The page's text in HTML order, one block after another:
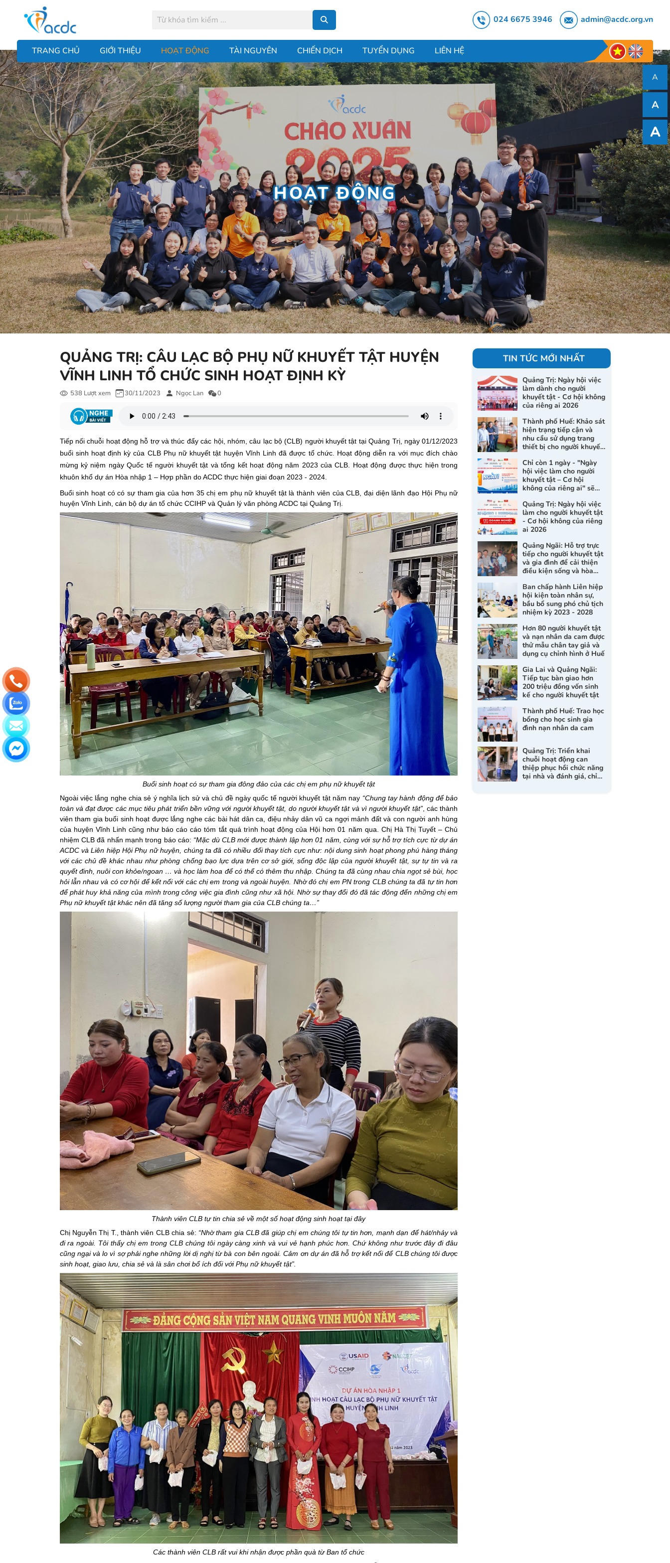
024 6675 3946 admin@acdc.org.vn
TRANG CHỦ GIỚI THIỆU HOẠT ĐỘNG TÀI NGUYÊN CHIẾN DỊCH TUYỂN DỤNG LIÊN HỆ
HOẠT ĐỘNG
QUẢNG TRỊ: CÂU LẠC BỘ PHỤ NỮ KHUYẾT TẬT HUYỆN
VĨNH LINH TỔ CHỨC SINH HOẠT ĐỊNH KỲ
538 Lượt xem 30/11/2023 Ngọc Lan 0
Tiếp nối chuỗi hoạt động hỗ trợ và thúc đẩy các hội, nhóm, câu lạc bộ (CLB) người khuyết tật tại Quảng Trị, ngày 01/12/2023
buổi sinh hoạt định kỳ của CLB Phụ nữ khuyết tật huyện Vĩnh Linh đã được tổ chức. Hoạt động diễn ra với mục đích chào
mừng kỷ niệm ngày Quốc tế người khuyết tật và tổng kết hoạt động năm 2023 của CLB. Hoạt động được thực hiện trong
khuôn khổ dự án Hòa nhập 1 – Hợp phần do ACDC thực hiện giai đoạn 2023 - 2024.
Buổi sinh hoạt có có sự tham gia của hơn 35 chị em phụ nữ khuyết tật là thành viên của CLB, đại diện lãnh đạo Hội Phụ nữ
huyện Vĩnh Linh, cán bộ dự án tổ chức CCIHP và Quản lý văn phòng ACDC tại Quảng Trị.
Buổi sinh hoạt có sự tham gia đông đảo của các chị em phụ nữ khuyết tật
Ngoài việc lắng nghe chia sẻ ý nghĩa lịch sử và chủ đề ngày quốc tế người khuyết tật năm nay “Chung tay hành động để bảo
toàn và đạt được các mục tiêu phát triển bền vững với người khuyết tật, do người khuyết tật và vì người khuyết tật”, các thành
viên tham gia buổi sinh hoạt được lắng nghe các bài hát dân ca, điệu nhảy dân vũ ca ngợi mảnh đất và con người anh hùng
của huyện Vĩnh Linh cũng như báo cáo cáo tóm tắt quá trình hoạt động của Hội hơn 01 năm qua. Chị Hà Thị Tuyết – Chủ
nhiệm CLB đã nhấn mạnh trong báo cáo: “Mặc dù CLB mới được thành lập hơn 01 năm, cùng với sự hỗ trợ tích cực từ dự án
ACDC và Liên hiệp Hội Phụ nữ huyện, chúng ta đã có nhiều đổi thay tích cực như: nội dung sinh hoạt phong phú hàng tháng
với các chủ đề khác nhau như phòng chống bạo lực dựa trên cơ sở giới, sống độc lập của người khuyết tật, sự tự tin và ra
quyết đinh, nuôi con khỏe/ngoan … và học làm hoa để có thể có thêm thu nhập. Chúng ta đã cùng nhau chia ngọt sẻ bùi, học
hỏi lẫn nhau và có cơ hội để kết nối với các chị em trong và ngoài huyện. Nhờ đó chị em PN trong CLB chúng ta đã tự tin hơn
để phát huy khả năng của mình trong công việc gia đình cũng như xã hội. Nhờ sự thay đổi đó đã tác động đến những chị em
Phụ nữ khuyết tật khác nên đã tăng số lượng người tham gia của CLB chúng ta…”
Thành viên CLB tự tin chia sẻ về một số hoạt động sinh hoạt tại đây
Chị Nguyễn Thị T., thành viên CLB chia sẻ: “Nhờ tham gia CLB đã giúp chị em chúng tôi tự tin hơn, mạnh dạn để hát/nhảy và
đi ra ngoài. Tôi thấy chị em trong CLB chúng tôi ngày càng xinh và vui vẻ hạnh phúc hơn. Chứ không như trước đây đi đâu
cũng ngại và lo vì sợ phải nghe những lời dị nghị từ bà con bên ngoài. Cảm ơn dự án đã hỗ trợ kết nối để CLB chúng tôi được
sinh hoạt, giao lưu, chia sẻ và là sân chơi bổ ích đối với Phụ nữ khuyết tật”.
Các thành viên CLB rất vui khi nhận được phần quà từ Ban tổ chức
TIN TỨC MỚI NHẤT
Quảng Trị: Ngày hội việc
làm dành cho người
khuyết tật - Cơ hội không
của riêng ai 2026
Thành phố Huế: Khảo sát
hiện trạng tiếp cận và
nhu cầu sử dụng trang
thiết bị cho người khuyết
Chỉ còn 1 ngày - "Ngày
hội việc làm cho người
khuyết tật – Cơ hội
không của riêng ai" sẽ
Quảng Trị
Quảng Trị: Ngày hội việc
làm cho người khuyết tật
- Cơ hội không của riêng
ai 2026
Quảng Ngãi: Hỗ trợ trực
tiếp cho người khuyết tật
và gia đình để cải thiện
điều kiện sống và hòa
Ban chấp hành Liên hiệp
hội kiện toàn nhân sự,
bầu bổ sung phó chủ tịch
nhiệm kỳ 2023 - 2028
Hơn 80 người khuyết tật
và nạn nhân da cam được
thử mẫu chân tay giả và
dụng cụ chỉnh hình ở Huế
Gia Lai và Quảng Ngãi:
Tiếp tục bàn giao hơn
200 triệu đồng vốn sinh
kế cho người khuyết tật
Thành phố Huế: Trao học
bổng cho học sinh gia
đình nạn nhân da cam
Quảng Trị: Triển khai
chuỗi hoạt động can
thiệp phục hồi chức năng
tại nhà và đánh giá, chỉ
A
A
A